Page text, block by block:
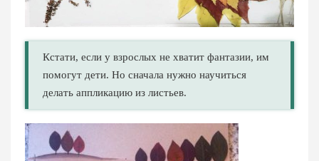
Кстати, если у взрослых не хватит фантазии, им
помогут дети. Но сначала нужно научиться
делать аппликацию из листьев.